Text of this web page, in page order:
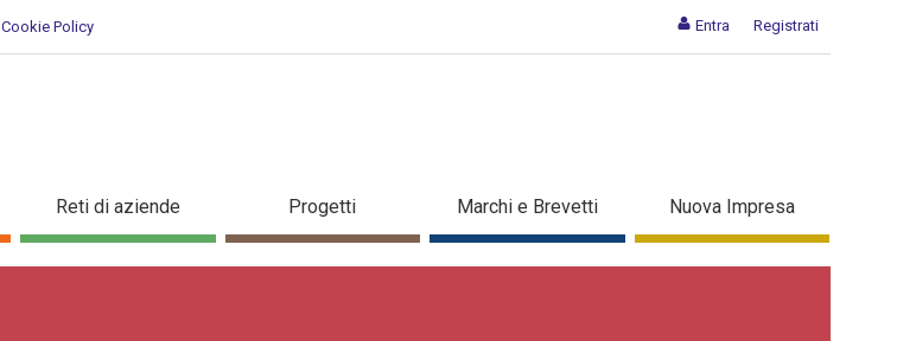
Entra Registrati
Cookie Policy
Reti di aziende Progetti Marchi e Brevetti Nuova Impresa